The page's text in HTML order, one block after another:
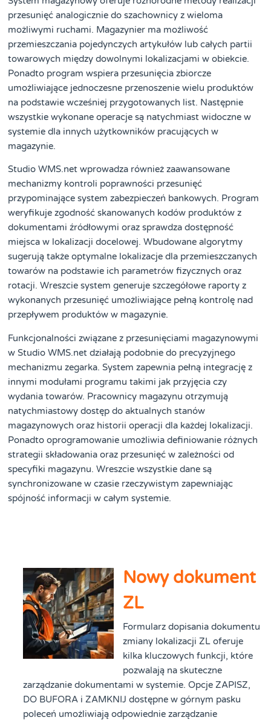
przesunięć analogicznie do szachownicy z wieloma
możliwymi ruchami. Magazynier ma możliwość
przemieszczania pojedynczych artykułów lub całych partii
towarowych między dowolnymi lokalizacjami w obiekcie.
Ponadto program wspiera przesunięcia zbiorcze
umożliwiające jednoczesne przenoszenie wielu produktów
na podstawie wcześniej przygotowanych list. Następnie
wszystkie wykonane operacje są natychmiast widoczne w
systemie dla innych użytkowników pracujących w
magazynie.
Studio WMS.net wprowadza również zaawansowane
mechanizmy kontroli poprawności przesunięć
przypominające system zabezpieczeń bankowych. Program
weryfikuje zgodność skanowanych kodów produktów z
dokumentami źródłowymi oraz sprawdza dostępność
miejsca w lokalizacji docelowej. Wbudowane algorytmy
sugerują także optymalne lokalizacje dla przemieszczanych
towarów na podstawie ich parametrów fizycznych oraz
rotacji. Wreszcie system generuje szczegółowe raporty z
wykonanych przesunięć umożliwiające pełną kontrolę nad
przepływem produktów w magazynie.
Funkcjonalności związane z przesunięciami magazynowymi
w Studio WMS.net działają podobnie do precyzyjnego
mechanizmu zegarka. System zapewnia pełną integrację z
innymi modułami programu takimi jak przyjęcia czy
wydania towarów. Pracownicy magazynu otrzymują
natychmiastowy dostęp do aktualnych stanów
magazynowych oraz historii operacji dla każdej lokalizacji.
Ponadto oprogramowanie umożliwia definiowanie różnych
strategii składowania oraz przesunięć w zależności od
specyfiki magazynu. Wreszcie wszystkie dane są
synchronizowane w czasie rzeczywistym zapewniając
spójność informacji w całym systemie.
Nowy dokument
ZL
Formularz dopisania dokumentu
zmiany lokalizacji ZL oferuje
kilka kluczowych funkcji, które
pozwalają na skuteczne
zarządzanie dokumentami w systemie. Opcje ZAPISZ,
DO BUFORA i ZAMKNIJ dostępne w górnym pasku
poleceń umożliwiają odpowiednie zarządzanie